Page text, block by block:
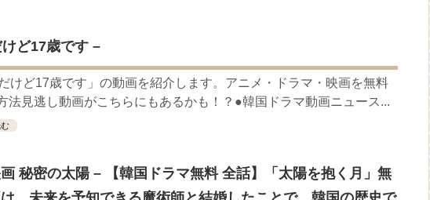
ーズ」2019年11月2日TSUTAYAにて先行レンタル開始！
番組にも登場した愛猫が急死…イ・ソンギョンら同僚芸能人から慰めの言葉が続々 – Taka
絵遊び！？「黒騎士～永遠の約束～」メイキングを一部公開（DVD-SET2特典映像より）
」女優キム・ユジョン、「健康がとても回復…痩せたのはソン・ジェリムのせい!? 」
ョンの熱愛彼氏はあの大物俳優
ドラマ「まず熱く掃除せよ」に出演確定…“台本を見た瞬間惹かれた” 20180123
ゴ エンディング
「成均館 5話」
ど17歳です –
だけど17歳です」の動画を紹介します。アニメ・ドラマ・映画を無料
法見逃し動画がこちらにもあるかも！？●韓国ドラマ動画ニュース...
秘密の太陽 – 【韓国ドラマ無料 全話】「太陽を抱く月」無